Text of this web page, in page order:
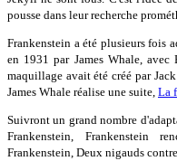
pousse dans leur recherche
Frankenstein a été plusieurs fois
en 1931 par James Whale,
maquillage avait été créé par
James Whale réalise une suite, La
Suivront un grand nombre
Frankenstein, Frankenstein
Frankenstein, Deux nigauds